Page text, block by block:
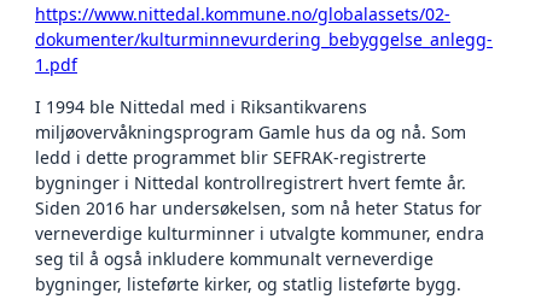
https://www.nittedal.kommune.no/globalassets/02-
dokumenter/kulturminnevurdering_bebyggelse_anlegg-
1.pdf
I 1994 ble Nittedal med i Riksantikvarens
miljøovervåkningsprogram Gamle hus da og nå. Som
ledd i dette programmet blir SEFRAK-registrerte
bygninger i Nittedal kontrollregistrert hvert femte år.
Siden 2016 har undersøkelsen, som nå heter Status for
verneverdige kulturminner i utvalgte kommuner, endra
seg til å også inkludere kommunalt verneverdige
bygninger, listeførte kirker, og statlig listeførte bygg.